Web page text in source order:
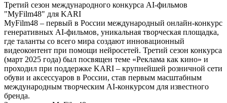
Третий сезон международного конкурса AI-фильмов
"MyFilm48" для KARI
MyFilm48 – первый в России международный онлайн-конкурс
генеративных AI-фильмов, уникальная творческая площадка,
где таланты со всего мира создают инновационный
видеоконтент при помощи нейросетей. Третий сезон конкурса
(март 2025 года) был посвящен теме «Реклама как кино» и
проходил при поддержке KARI – крупнейшей розничной сети
обуви и аксессуаров в России, став первым масштабным
международным творческим AI-конкурсом для известного
бренда.